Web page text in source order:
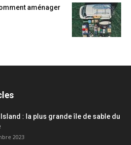
aménager
: la plus grande île de sable du
2023